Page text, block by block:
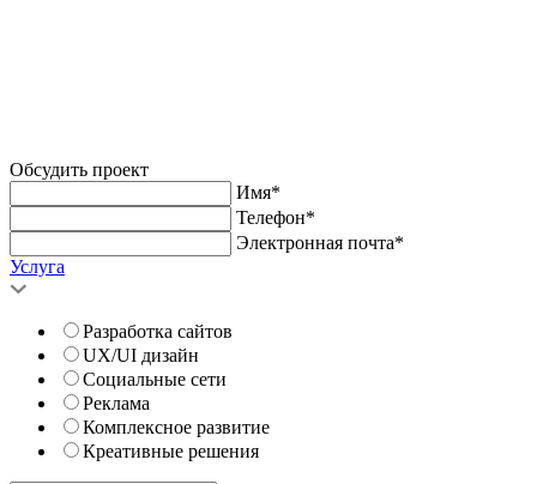
Обсудить проект
Имя*
Телефон*
Электронная почта*
Услуга
Разработка сайтов
UX/UI дизайн
Социальные сети
Реклама
Комплексное развитие
Креативные решения